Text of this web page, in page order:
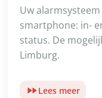
Uw
smartphone: in-
status. De
Limburg.
Lees meer